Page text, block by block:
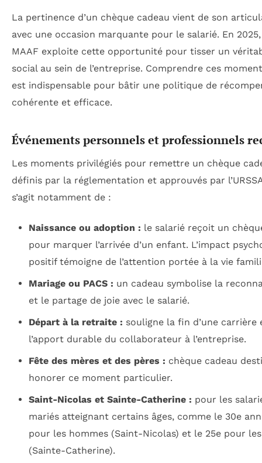
La pertinence d’un chèque cadeau vient de son
avec une occasion marquante pour le salarié. En 2025,
MAAF exploite cette opportunité pour tisser un
social au sein de l’entreprise. Comprendre ces
est indispensable pour bâtir une politique de
cohérente et efficace.
Événements personnels et professionnels
Les moments privilégiés pour remettre un chèque
définis par la réglementation et approuvés par
s’agit notamment de :
Naissance ou adoption : le salarié reçoit un
pour marquer l’arrivée d’un enfant. L’impact
positif témoigne de l’attention portée à la vie
Mariage ou PACS : un cadeau symbolise la
et le partage de joie avec le salarié.
Départ à la retraite : souligne la fin d’une carrière
l’apport durable du collaborateur à l’entreprise.
Fête des mères et des pères : chèque cadeau
honorer ce moment particulier.
Saint-Nicolas et Sainte-Catherine : pour les
mariés atteignant certains âges, comme le 30e
pour les hommes (Saint-Nicolas) et le 25e pour
(Sainte-Catherine).